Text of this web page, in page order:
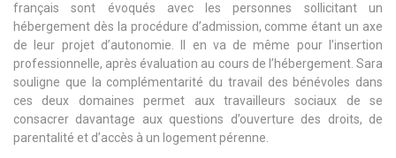
français sont évoqués avec les personnes sollicitant un
hébergement dès la procédure d’admission, comme étant un axe
de leur projet d’autonomie. Il en va de même pour l’insertion
professionnelle, après évaluation au cours de l’hébergement. Sara
souligne que la complémentarité du travail des bénévoles dans
ces deux domaines permet aux travailleurs sociaux de se
consacrer davantage aux questions d’ouverture des droits, de
parentalité et d’accès à un logement pérenne.